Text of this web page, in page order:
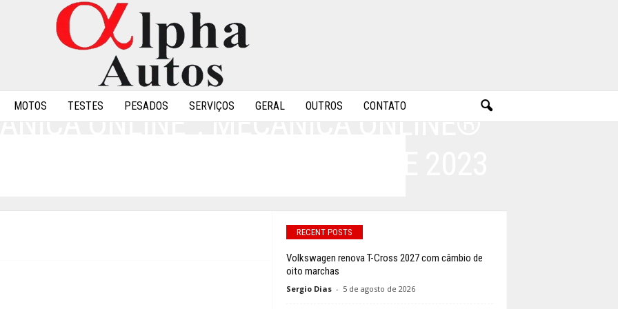
MOTOS TESTES PESADOS SERVIÇOS GERAL OUTROS CONTATO
ONLINE”: MECÂNICA ONLINE®
RECENT POSTS
Volkswagen renova T-Cross 2027 com câmbio de
oito marchas
Sergio Dias - 5 de agosto de 2026